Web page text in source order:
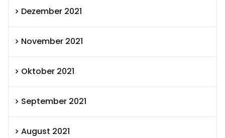
Dezember 2021
November 2021
Oktober 2021
September 2021
August 2021